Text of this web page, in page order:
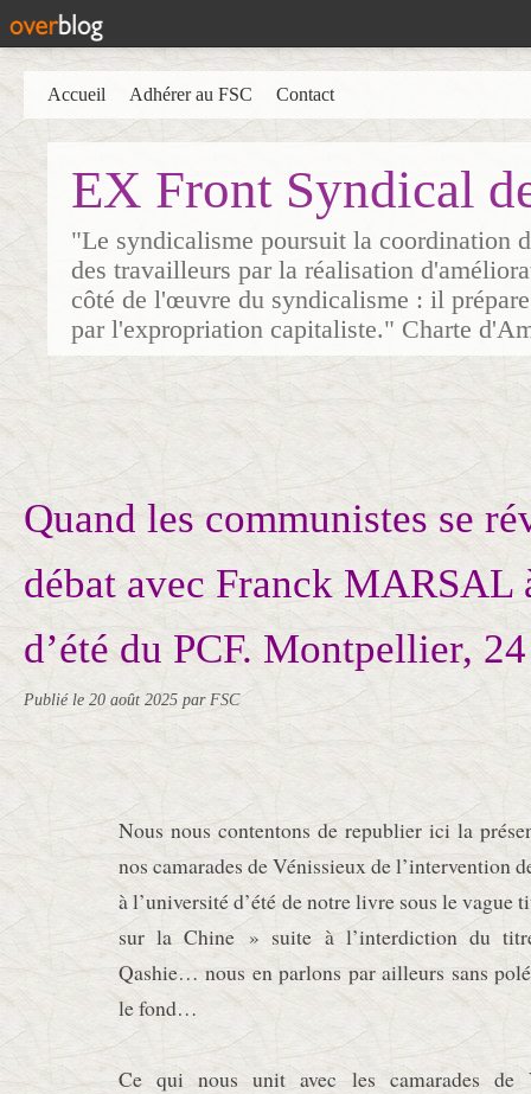
EX Front Syndical
"Le syndicalisme poursuit la coordination
des travailleurs par la réalisation
côté de l'œuvre du syndicalisme : il
par l'expropriation capitaliste." Charte
Accueil Adhérer au FSC Contact
Quand les communistes se
débat avec Franck MARSAL
d’été du PCF. Montpellier,
Publié le 20 août 2025 par FSC
Nous nous contentons de republier ici la
nos camarades de Vénissieux de l’intervention
à l’université d’été de notre livre sous le vague
sur la Chine » suite à l’interdiction du
Qashie… nous en parlons par ailleurs sans
le fond…
Ce qui nous unit avec les camarades de